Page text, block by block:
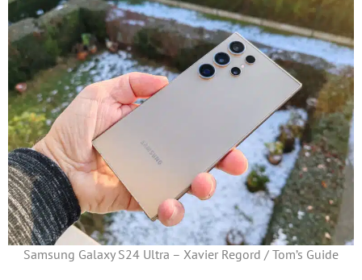
Samsung Galaxy S24 Ultra – Xavier Regord / Tom’s Guide